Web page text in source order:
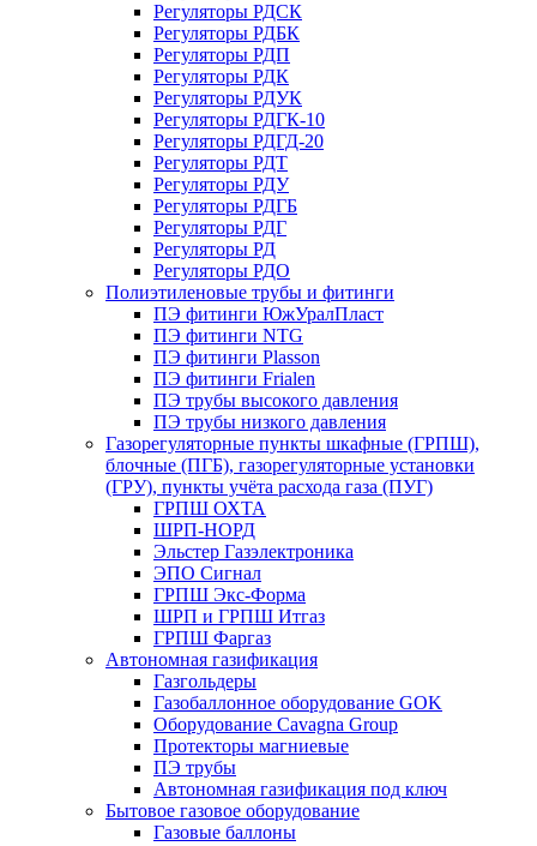
Регуляторы РДСК
Регуляторы РДБК
Регуляторы РДП
Регуляторы РДК
Регуляторы РДУК
Регуляторы РДГК-10
Регуляторы РДГД-20
Регуляторы РДТ
Регуляторы РДУ
Регуляторы РДГБ
Регуляторы РДГ
Регуляторы РД
Регуляторы РДО
Полиэтиленовые трубы и фитинги
ПЭ фитинги ЮжУралПласт
ПЭ фитинги NTG
ПЭ фитинги Plasson
ПЭ фитинги Frialen
ПЭ трубы высокого давления
ПЭ трубы низкого давления
Газорегуляторные пункты шкафные (ГРПШ),
блочные (ПГБ), газорегуляторные установки
(ГРУ), пункты учёта расхода газа (ПУГ)
ГРПШ ОХТА
ШРП-НОРД
Эльстер Газэлектроника
ЭПО Сигнал
ГРПШ Экс-Форма
ШРП и ГРПШ Итгаз
ГРПШ Фаргаз
Автономная газификация
Газгольдеры
Газобаллонное оборудование GOK
Оборудование Cavagna Group
Протекторы магниевые
ПЭ трубы
Автономная газификация под ключ
Бытовое газовое оборудование
Газовые баллоны